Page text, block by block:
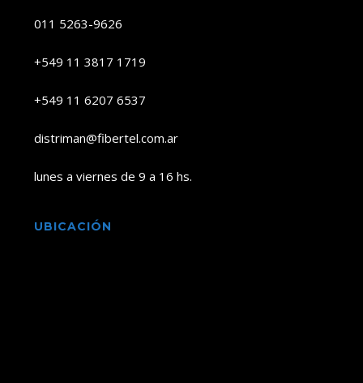
011 5263-9626
+549 11 3817 1719
+549 11 6207 6537
distriman@fibertel.com.ar
lunes a viernes de 9 a 16 hs.
UBICACIÓN